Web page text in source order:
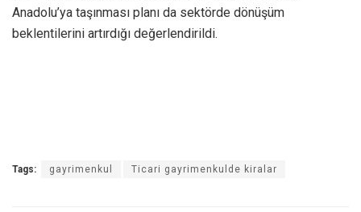
Anadolu’ya taşınması planı da sektörde dönüşüm
beklentilerini artırdığı değerlendirildi.
Tags: gayrimenkul Ticari gayrimenkulde kiralar